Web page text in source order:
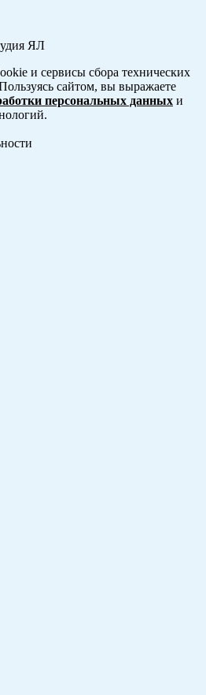
ЯЛ
и сервисы сбора технических
сайтом, вы выражаете
персональных данных и